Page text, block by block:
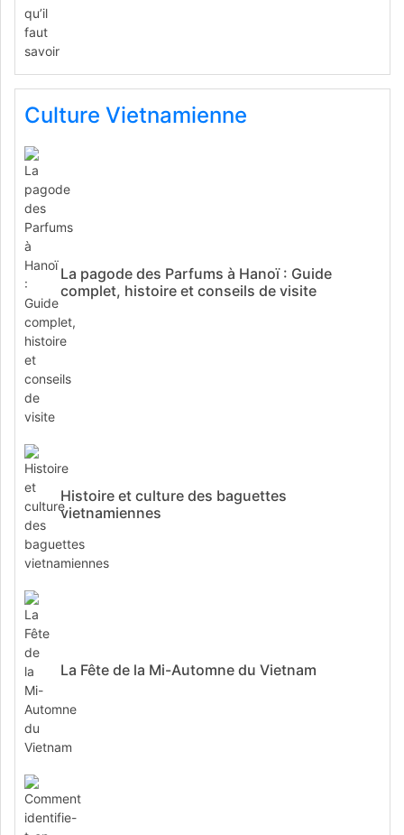
Culture Vietnamienne
La pagode des Parfums à Hanoï : Guide
complet, histoire et conseils de visite
Histoire et culture des baguettes
vietnamiennes
La Fête de la Mi-Automne du Vietnam